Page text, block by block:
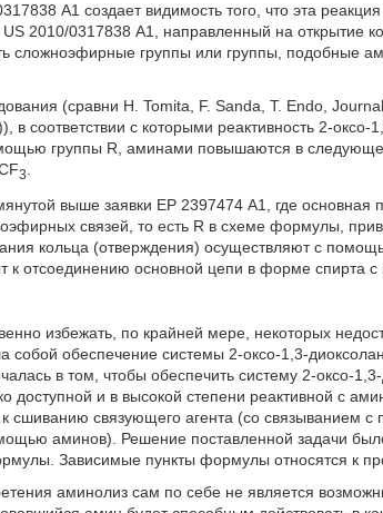
А1 создает видимость того, что эта
2010/0317838 А1, направленный на открытие
сложноэфирные группы или группы, подобные
(сравни Н. Tomita, F. Sanda, Т. Endo,
в соответствии с которыми реактивность 2-оксо-
группы R, аминами повышаются в
3.
выше заявки ЕР 2397474 А1, где основная
связей, то есть R в схеме формулы,
кольца (отверждения) осуществляют с
к отсоединению основной цепи в форме спирта с
избежать, по крайней мере, некоторых
собой обеспечение системы 2-оксо-1,3-
в том, чтобы обеспечить систему 2-оксо-
доступной и в высокой степени реактивной с
сшиванию связующего агента (со связыванием с
аминов). Решение поставленной задачи
Зависимые пункты формулы относятся к
аминолиз сам по себе не является